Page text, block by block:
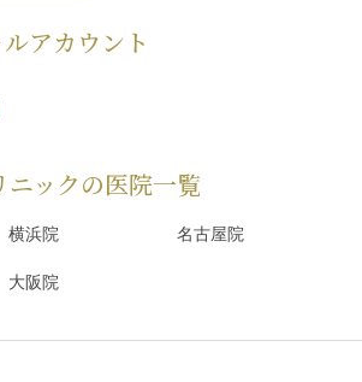
アカウント
ックの医院一覧
横浜院 名古屋院
大阪院